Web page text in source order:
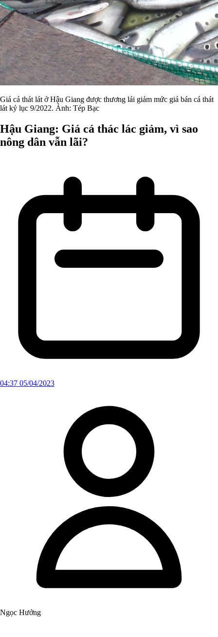
Giá cá thát lát ở Hậu Giang được thương lái giảm mức giá bán cá thát
lát kỷ lục 9/2022. Ảnh: Tép Bạc
Hậu Giang: Giá cá thác lác giảm, vì sao
nông dân vẫn lãi?
04:37 05/04/2023
Ngọc Hưởng